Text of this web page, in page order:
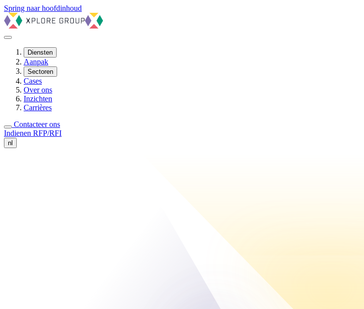
Spring naar hoofdinhoud
Diensten
Aanpak
Sectoren
Cases
Over ons
Inzichten
Carrières
Contacteer ons
Indienen RFP/RFI
nl